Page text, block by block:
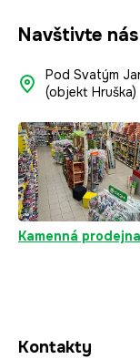
Navštivte
Pod Svatým
(objekt Hruška)
Kamenná prodejna
Kontakty